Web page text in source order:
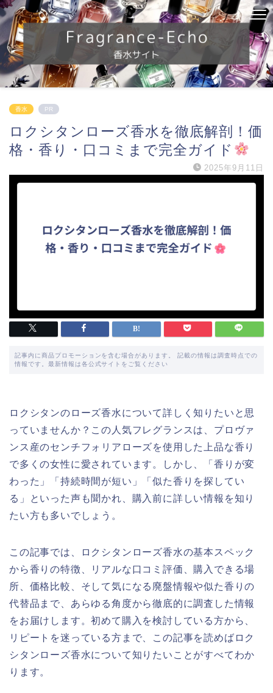
香水 PR
ロクシタンローズ香水を徹底解剖！価
格・香り・口コミまで完全ガイド
2025年9月11日
記事内に商品プロモーションを含む場合があります。 記載の情報は調査時点での
情報です。最新情報は各公式サイトをご覧ください
ロクシタンのローズ香水について詳しく知りたいと思
っていませんか？この人気フレグランスは、プロヴァ
ンス産のセンチフォリアローズを使用した上品な香り
で多くの女性に愛されています。しかし、「香りが変
わった」「持続時間が短い」「似た香りを探してい
る」といった声も聞かれ、購入前に詳しい情報を知り
たい方も多いでしょう。
この記事では、ロクシタンローズ香水の基本スペック
から香りの特徴、リアルな口コミ評価、購入できる場
所、価格比較、そして気になる廃盤情報や似た香りの
代替品まで、あらゆる角度から徹底的に調査した情報
をお届けします。初めて購入を検討している方から、
リピートを迷っている方まで、この記事を読めばロク
シタンローズ香水について知りたいことがすべてわか
ります。